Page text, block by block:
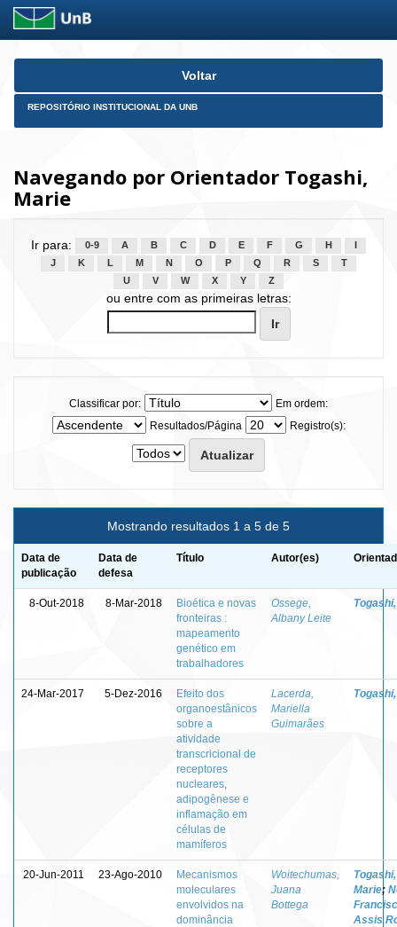
Skip
Voltar
REPOSITÓRIO INSTITUCIONAL DA UNB
Navegando por Orientador Togashi,
Marie
Ir para: 0-9 A B C D E F G H
J
K L M N O P Q R S
T
U
V W X Y Z
ou entre com as primeiras letras:
Classificar por:
Em ordem:
Resultados/Página
Registro(s):
Mostrando resultados 1 a 5 de 5
Data de
publicação
Data de
defesa
Título Autor(es)
8-Out-2018 8-Mar-2018
Bioética e novas
fronteiras :
mapeamento
genético em
trabalhadores
Ossege,
Albany Leite
24-Mar-2017 5-Dez-2016
Efeito dos
organoestânicos
sobre a
atividade
transcricional de
receptores
nucleares,
adipogênese e
inflamação em
células de
mamíferos
Lacerda,
Mariella
Guimarães
20-Jun-2011 23-Ago-2010
Mecanismos
moleculares
envolvidos na
dominância
Woitechumas,
Juana
Bottega
Togashi,
Marie;
Assis